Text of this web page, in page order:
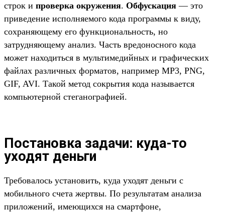
строк и проверка окружения. Обфускация — это
приведение исполняемого кода программы к виду,
сохраняющему его функциональность, но
затрудняющему анализ. Часть вредоносного кода
может находиться в мультимедийных и графических
файлах различных форматов, например MP3, PNG,
GIF, AVI. Такой метод сокрытия кода называется
компьютерной стеганографией.
Постановка задачи: куда-то
уходят деньги
Требовалось установить, куда уходят деньги с
мобильного счета жертвы. По результатам анализа
приложений, имеющихся на смартфоне,